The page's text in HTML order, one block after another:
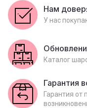
Нам
У нас
Каталог
Гарантия
Гарантия от